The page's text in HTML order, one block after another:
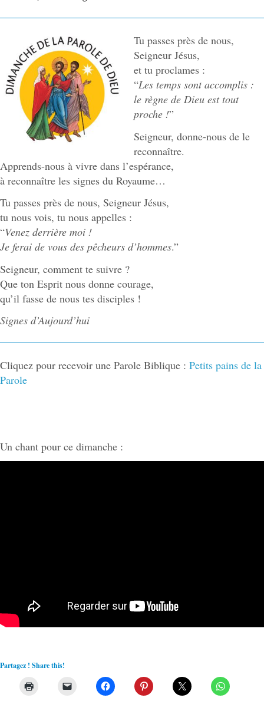
Tu passes près de nous,
Seigneur Jésus,
et tu proclames :
“Les temps sont accomplis :
le règne de Dieu est tout
proche !”
Seigneur, donne-nous de le
reconnaître.
Apprends-nous à vivre dans l’espérance,
à reconnaître les signes du Royaume…
Tu passes près de nous, Seigneur Jésus,
tu nous vois, tu nous appelles :
“Venez derrière moi !
Je ferai de vous des pêcheurs d’hommes.”
Seigneur, comment te suivre ?
Que ton Esprit nous donne courage,
qu’il fasse de nous tes disciples !
Signes d’Aujourd’hui
Cliquez pour recevoir une Parole Biblique : Petits pains de la
Parole
Un chant pour ce dimanche :
Partagez ! Share this!